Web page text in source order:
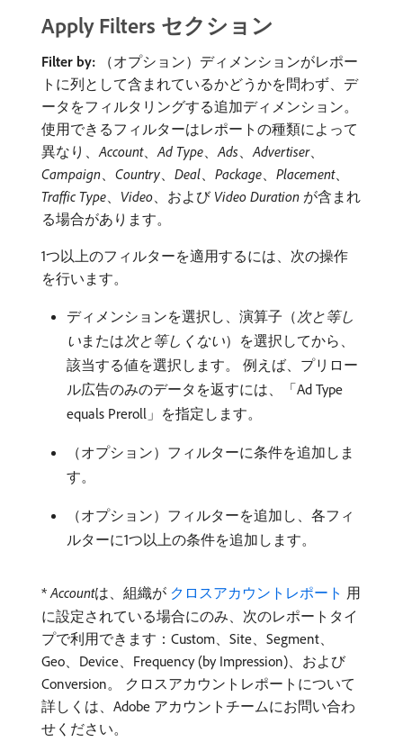
Apply Filters セクション
Filter by: （オプション）ディメンションがレポー
トに列として含まれているかどうかを問わず、デ
ータをフィルタリングする追加ディメンション。
使用できるフィルターはレポートの種類によって
異なり、Account、Ad Type、Ads、Advertiser、
Campaign、 Country、 Deal、 Package、 Placement、
Traffic Type、 Video、および​ Video Duration ​が含まれ
る場合があります。
1つ以上のフィルターを適用するには、次の操作
を行います。
ディメンションを選択し、演算子（次と等し
い​または​次と等しくない）を選択してから、
該当する値を選択します。 例えば、プリロー
ル広告のみのデータを返すには、「Ad Type
equals Preroll」を指定します。
（オプション）フィルターに条件を追加しま
す。
（オプション）フィルターを追加し、各フィ
ルターに1つ以上の条件を追加します。
*Account​は、組織が ​ クロスアカウントレポート ​ 用
に設定されている場合にのみ、次のレポートタイ
プで利用できます：Custom、Site、Segment、
Geo、Device、Frequency (by Impression)、および
Conversion。 クロスアカウントレポートについて
詳しくは、Adobe アカウントチームにお問い合わ
せください。